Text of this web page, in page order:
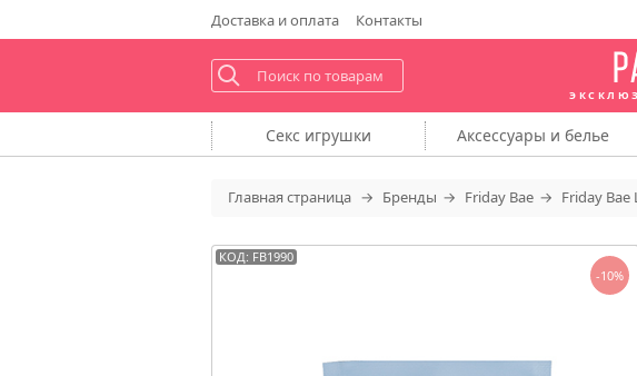
Доставкаи оплата Контакты
Секс игрушки Аксессуары и белье
Главная страница Бренды Friday Bae Friday Bae
КОД: FB1990
-10%